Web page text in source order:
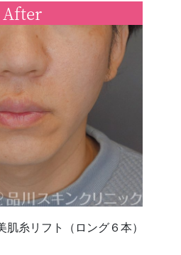
After
糸リフト（ロング６本）